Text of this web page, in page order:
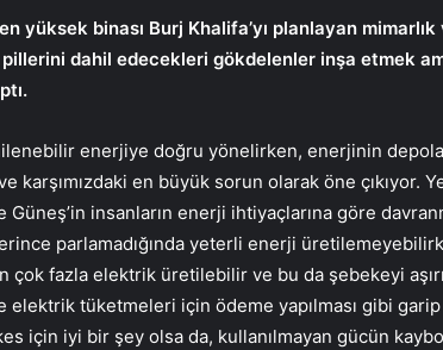
yüksek binası Burj Khalifa’yı planlayan
dahil edecekleri gökdelenler inşa etmek
enerjiye doğru yönelirken, enerjinin
karşımızdaki en büyük sorun olarak öne
Güneş’in insanların enerji ihtiyaçlarına göre
parlamadığında yeterli enerji
çok fazla elektrik üretilebilir ve bu da şebekeyi
elektrik tüketmeleri için ödeme yapılması gibi
için iyi bir şey olsa da, kullanılmayan gücün